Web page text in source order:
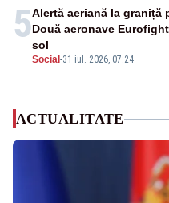
5
Social -31 iul. 2026, 07:24
Alertă aeriană la graniță
Două aeronave
sol
ACTUALITATE